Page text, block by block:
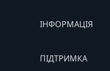
ІНФОРМАЦІЯ
ПІДТРИМКА